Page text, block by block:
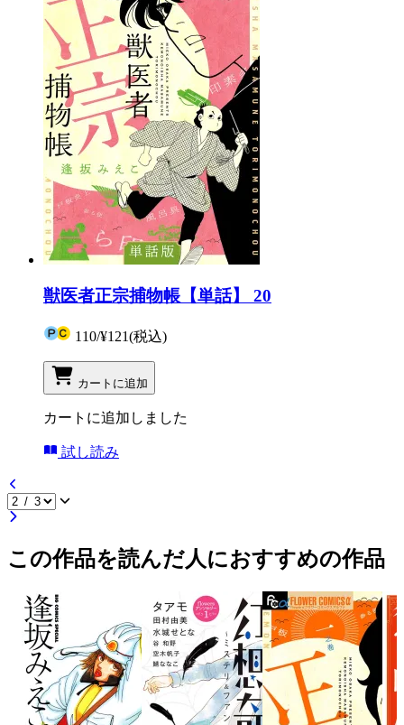
獣医者正宗捕物帳【単話】 20
110/¥121(税込)
カートに追加
カートに追加しました
試し読み
この作品を読んだ人におすすめの作品